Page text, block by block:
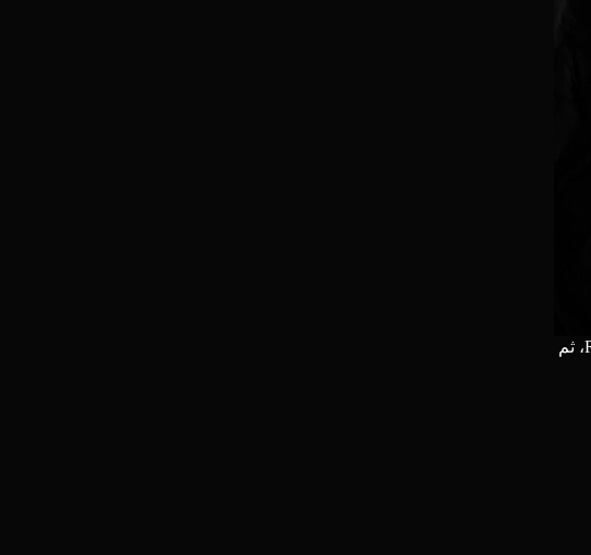
يقوم المقياس اللوني او ما نسميه Color meter/Spectormeter بقياس كل لون من الألوان الستة على حدى، بقيمة تُمثل بواحدة RA، ثم